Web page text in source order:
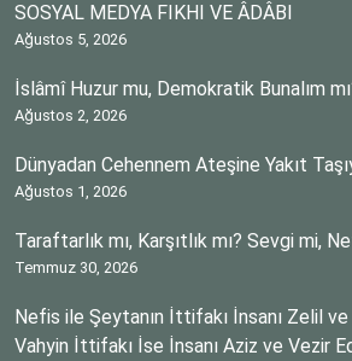
SOSYAL MEDYA FIKHI VE ÂDÂBI
Ağustos 5, 2026
İslâmî Huzur mu, Demokratik Bunalım
Ağustos 2, 2026
Dünyadan Cehennem Ateşine Yakıt
Ağustos 1, 2026
Taraftarlık mı, Karşıtlık mı? Sevgi mi,
Temmuz 30, 2026
Nefis ile Şeytanın İttifakı İnsanı Zelil ve
Vahyin İttifakı İse İnsanı Aziz ve Vezir